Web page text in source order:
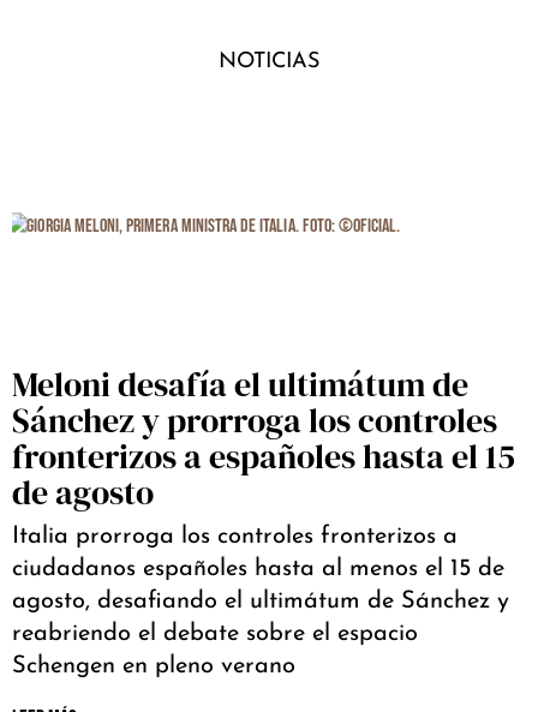
NOTICIAS
Meloni desafía el ultimátum de
Sánchez y prorroga los controles
fronterizos a españoles hasta el 15
de agosto
Italia prorroga los controles fronterizos a
ciudadanos españoles hasta al menos el 15 de
agosto, desafiando el ultimátum de Sánchez y
reabriendo el debate sobre el espacio
Schengen en pleno verano